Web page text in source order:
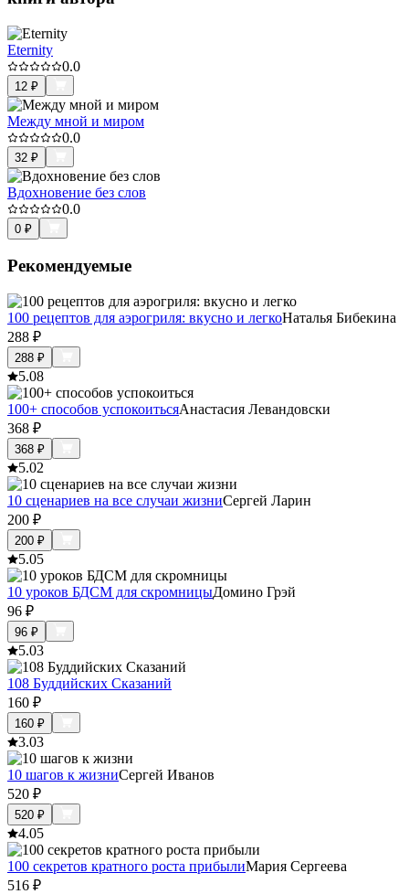
Eternity
0.0
12 ₽
Между мной и миром
0.0
32 ₽
Вдохновение без слов
0.0
0 ₽
Рекомендуемые
100 рецептов для аэрогриля: вкусно и легкоНаталья Бибекина
288 ₽
288 ₽
5.08
100+ способов успокоитьсяАнастасия Левандовски
368 ₽
368 ₽
5.02
10 сценариев на все случаи жизниСергей Ларин
200 ₽
200 ₽
5.05
10 уроков БДСМ для скромницыДомино Грэй
96 ₽
96 ₽
5.03
108 Буддийских Сказаний
160 ₽
160 ₽
3.03
10 шагов к жизниСергей Иванов
520 ₽
520 ₽
4.05
100 секретов кратного роста прибылиМария Сергеева
516 ₽